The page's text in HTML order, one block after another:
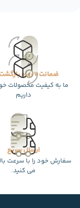
ضمانت 7 روزه بازگشت کالا
ما به کیفیت محصولات
داریم
ارسال سریع
سفارش خود را با سرعت
می کنید.